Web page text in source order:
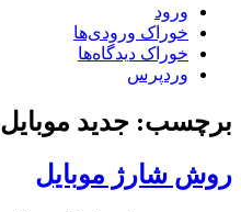
ورود
خوراک ورودی‌ها
خوراک دیدگاه‌ها
وردپرس
برچسب: جدید موبایل
روش شارژ موبایل